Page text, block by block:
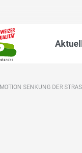
Aktuell
MOTION SENKUNG DER